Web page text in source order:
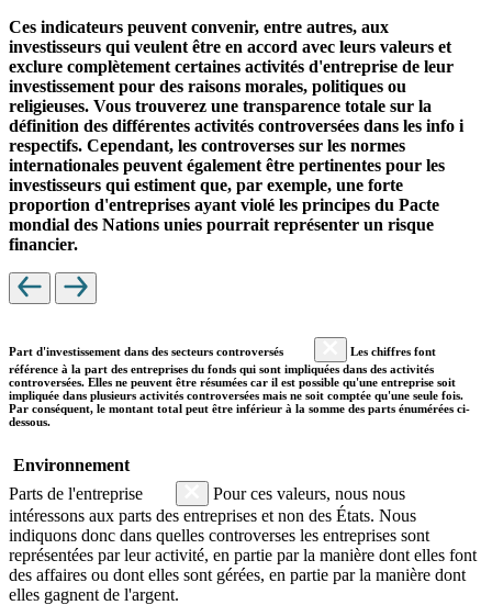
Ces indicateurs peuvent convenir, entre autres, aux
investisseurs qui veulent être en accord avec leurs valeurs et
exclure complètement certaines activités d'entreprise de leur
investissement pour des raisons morales, politiques ou
religieuses. Vous trouverez une transparence totale sur la
définition des différentes activités controversées dans les info i
respectifs. Cependant, les controverses sur les normes
internationales peuvent également être pertinentes pour les
investisseurs qui estiment que, par exemple, une forte
proportion d'entreprises ayant violé les principes du Pacte
mondial des Nations unies pourrait représenter un risque
financier.
Part d'investissement dans des secteurs controversés
Les chiffres font
référence à la part des entreprises du fonds qui sont impliquées dans des activités
controversées. Elles ne peuvent être résumées car il est possible qu'une entreprise soit
impliquée dans plusieurs activités controversées mais ne soit comptée qu'une seule fois.
Par conséquent, le montant total peut être inférieur à la somme des parts énumérées ci-
dessous.
Environnement
Parts de l'entreprise
Pour ces valeurs, nous nous
intéressons aux parts des entreprises et non des États. Nous
indiquons donc dans quelles controverses les entreprises sont
représentées par leur activité, en partie par la manière dont elles font
des affaires ou dont elles sont gérées, en partie par la manière dont
elles gagnent de l'argent.